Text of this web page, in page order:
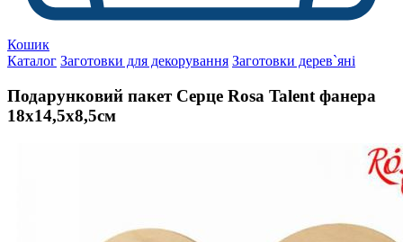
Кошик
Каталог Заготовки для декорування Заготовки дерев`яні
Подарунковий пакет Серце Rosa Talent фанера
18х14,5х8,5см